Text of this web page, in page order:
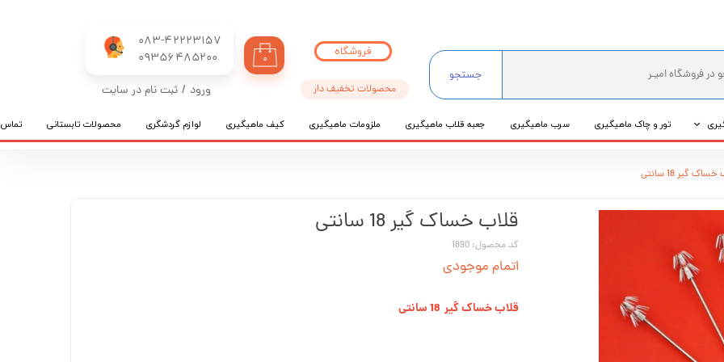
083-42223157
​​​​​​​09356485200
جستجو
۰
ورود / ثبت نام در سایت
تغییر گذر واژه
تور و چاک ماهیگیری سرب ماهیگیری جعبه قلاب ماهیگیری ملزومات ماهیگیری کیف ماهیگیری لوازم گردشگری محصولات تابستانی تماس
محصولات تخفیف دار
فروشگاه
گير 18 سانتی
قلاب خساک گير 18 سانتی
کد محصول: 1890
اتمام موجودی
قلاب خساک گير 18 سانتی